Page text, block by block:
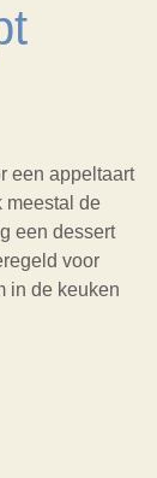
een appeltaart
meestal de
een dessert
voor
in de keuken